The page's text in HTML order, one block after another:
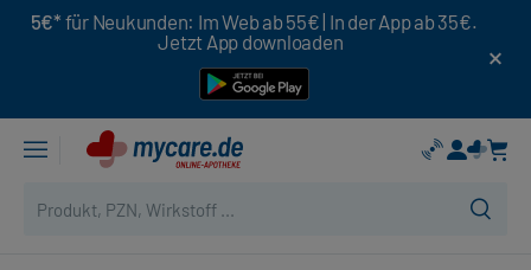
5€* für Neukunden: Im Web ab 55€ | In der App ab 35€.
Jetzt App downloaden